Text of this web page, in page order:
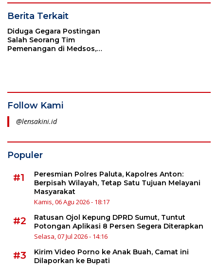
Berita Terkait
Diduga Gegara Postingan
Salah Seorang Tim
Pemenangan di Medsos,
Follow Kami
@lensakini.id
Populer
#1
Peresmian Polres Paluta, Kapolres Anton:
Berpisah Wilayah, Tetap Satu Tujuan Melayani
Masyarakat
Kamis, 06 Agu 2026 - 18:17
#2
Ratusan Ojol Kepung DPRD Sumut, Tuntut
Potongan Aplikasi 8 Persen Segera Diterapkan
Selasa, 07 Jul 2026 - 14:16
#3
Kirim Video Porno ke Anak Buah, Camat ini
Dilaporkan ke Bupati